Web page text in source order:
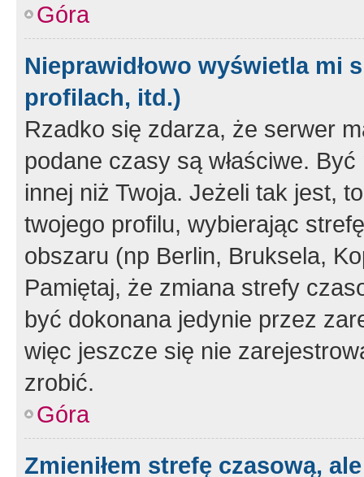
Góra
Nieprawidłowo wyświetla mi
profilach, itd.)
Rzadko się zdarza, że serwer
podane czasy są właściwe.
innej niż Twoja. Jeżeli tak jest,
twojego profilu, wybierając
obszaru (np Berlin, Bruksela,
Pamiętaj, że zmiana strefy
być dokonana jedynie przez
więc jeszcze się nie
zrobić.
Góra
Zmieniłem strefę czasową,